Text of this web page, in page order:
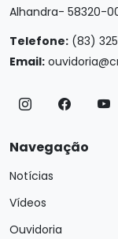
Alhandra- 58320-
Telefone: (83)
Email:
Navegação
Notícias
Vídeos
Ouvidoria